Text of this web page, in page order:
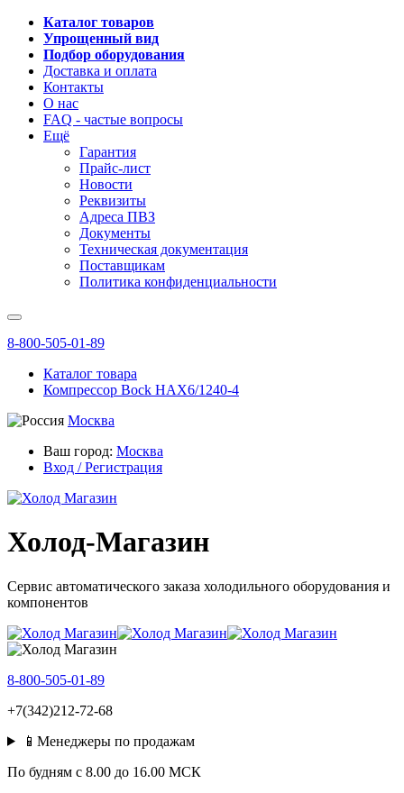
Каталог товаров
Упрощенный вид
Подбор оборудования
Доставка и оплата
Контакты
О нас
FAQ - частые вопросы
Ещё
Гарантия
Прайс-лист
Новости
Реквизиты
Адреса ПВЗ
Документы
Техническая документация
Поставщикам
Политика конфиденциальности
8-800-505-01-89
Каталог товара
Компрессор Bock HAX6/1240-4
Москва
Ваш город: Москва
Вход / Регистрация
Холод-Магазин
Сервис автоматического заказа холодильного оборудования и
компонентов
8-800-505-01-89
+7(342)212-72-68
📱Менеджеры по продажам
По будням c 8.00 до 16.00 МСК